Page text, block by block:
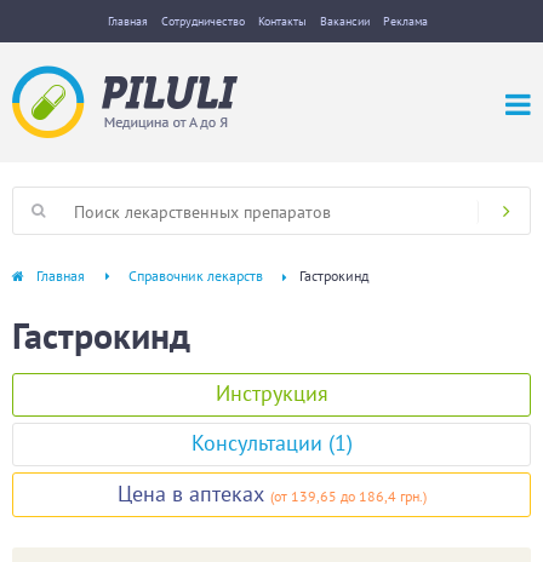
Главная Сотрудничество Контакты Вакансии Реклама
Главная Справочник лекарств Гастрокинд
Гастрокинд
Инструкция
Консультации (1)
Цена в аптеках (от 139,65 до 186,4 грн.)